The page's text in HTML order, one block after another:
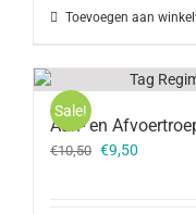
Toevoegen aan
Sale!
Aan- en
€10,50 Oorspronkelijke
€9,50